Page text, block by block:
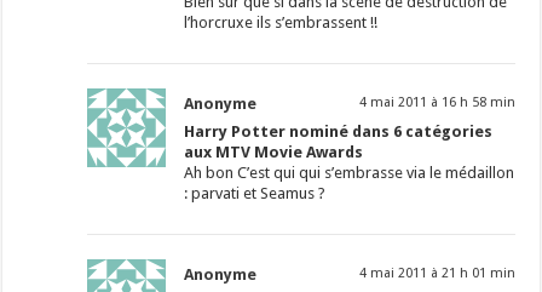
l’horcruxe ils s’embrassent !!
Anonyme 4 mai 2011 à 16 h 58 min
Harry Potter nominé dans 6 catégories
aux MTV Movie Awards
Ah bon C’est qui qui s’embrasse via le médaillon
: parvati et Seamus ?
Anonyme 4 mai 2011 à 21 h 01 min